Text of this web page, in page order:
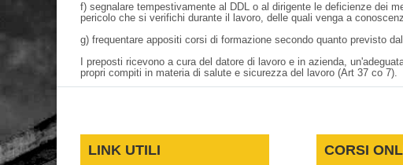
f) segnalare tempestivamente al DDL o al dirigente le deficienze dei
pericolo che si verifichi durante il lavoro, delle quali venga a
g) frequentare appositi corsi di formazione secondo quanto previsto
I preposti ricevono a cura del datore di lavoro e in azienda,
propri compiti in materia di salute e sicurezza del lavoro (Art 37 co 7).
LINK UTILI CORSI